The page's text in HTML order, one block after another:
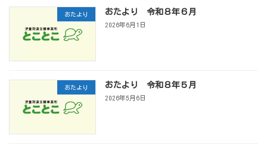
おたより おたより 令和８年６月
2026年6月1日
おたより おたより 令和８年５月
2026年5月6日